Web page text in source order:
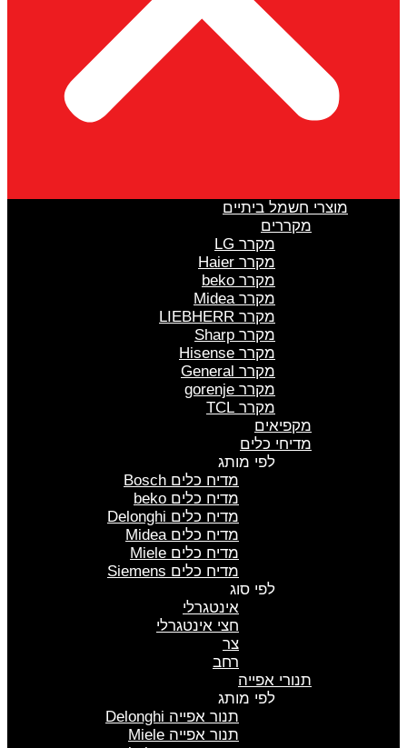
מוצרי חשמל ביתיים
מקררים
מקרר LG
מקרר Haier
מקרר beko
מקרר Midea
מקרר LIEBHERR
מקרר Sharp
מקרר Hisense
מקרר General
מקרר gorenje
מקרר TCL
מקפיאים
מדיחי כלים
לפי מותג
מדיח כלים Bosch
מדיח כלים beko
מדיח כלים Delonghi
מדיח כלים Midea
מדיח כלים Miele
מדיח כלים Siemens
לפי סוג
אינטגרלי
חצי אינטגרלי
צר
רחב
תנורי אפייה
לפי מותג
תנור אפייה Delonghi
תנור אפייה Miele